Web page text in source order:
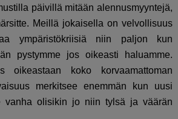
päivillä mitään alennusmyyntejä,
Meillä jokaisella on velvollisuus
ympäristökriisiä niin paljon kun
pystymme jos oikeasti haluamme.
oikeastaan koko korvaamattoman
merkitsee enemmän kun uusi
vanha olisikin jo niin tylsä ja väärän